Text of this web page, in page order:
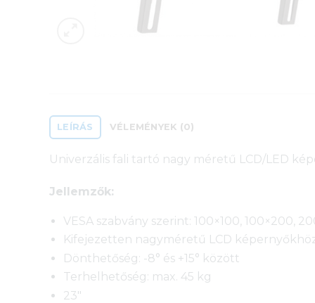
LEÍRÁS VÉLEMÉNYEK (0)
Univerzális fali tartó nagy méretű LCD/LED
Jellemzők:
VESA szabvány szerint: 100×100, 100×200,
Kifejezetten nagyméretű LCD
Dönthetőség: -8° és +15° között
Terhelhetőség: max. 45 kg
23″